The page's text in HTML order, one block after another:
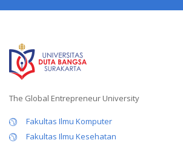
The Global Entrepreneur University
Fakultas Ilmu Komputer
Fakultas Ilmu Kesehatan